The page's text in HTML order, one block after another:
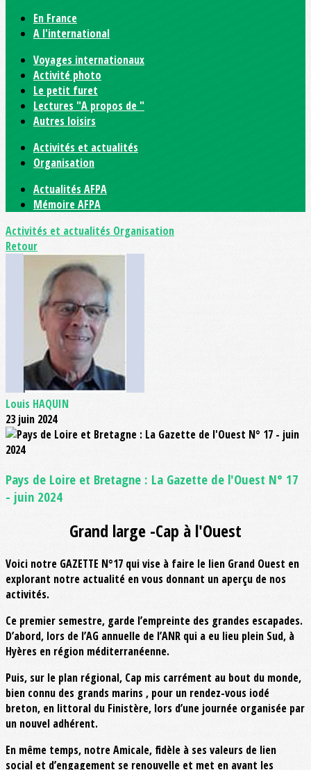
En France
A l'international
Voyages internationaux
Activité photo
Le petit furet
Lectures "A propos de "
Autres loisirs
Activités et actualités
Organisation
Actualités AFPA
Mémoire AFPA
Activités et actualités Organisation
Retour
Louis HAQUIN
23 juin 2024
Pays de Loire et Bretagne : La Gazette de l'Ouest N° 17
- juin 2024
Grand large -Cap à l'Ouest
Voici notre GAZETTE N°17 qui vise à faire le lien Grand Ouest en
explorant notre actualité en vous donnant un aperçu de nos
activités.
Ce premier semestre, garde l’empreinte des grandes escapades.
D’abord, lors de l’AG annuelle de l’ANR qui a eu lieu plein Sud, à
Hyères en région méditerranéenne.
Puis, sur le plan régional, Cap mis carrément au bout du monde,
bien connu des grands marins , pour un rendez-vous iodé
breton, en littoral du Finistère, lors d’une journée organisée par
un nouvel adhérent.
En même temps, notre Amicale, fidèle à ses valeurs de lien
social et d’engagement se renouvelle et met en avant les